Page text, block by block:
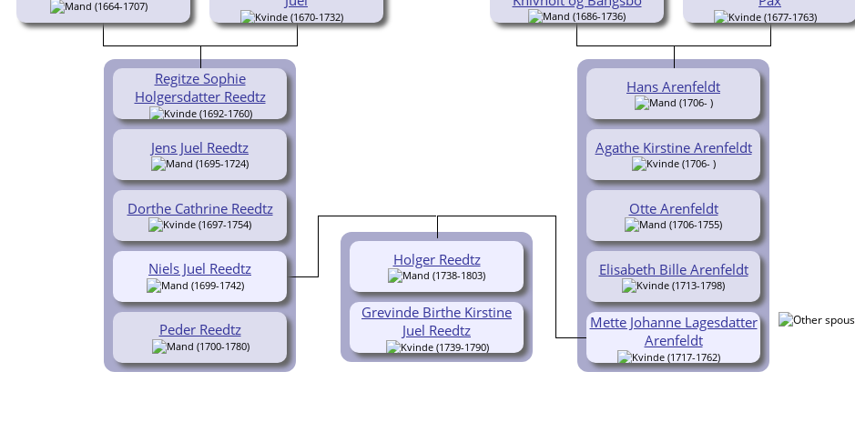
(1664-1707)
(1670-1732)
Regitze Sophie
Holgersdatter Reedtz
(1692-1760)
Jens Juel Reedtz
(1695-1724)
Dorthe Cathrine Reedtz
(1697-1754)
Peder Reedtz
(1700-1780)
(1686-1736) (1677-1763)
Hans Arenfeldt
(1706- )
Agathe Kirstine Arenfeldt
(1706- )
Otte Arenfeldt
(1706-1755)
Elisabeth Bille Arenfeldt
(1713-1798)
Niels Juel Reedtz
(1699-1742)
Mette Johanne Lagesdatter
Arenfeldt
(1717-1762)
Holger Reedtz
(1738-1803)
Grevinde Birthe Kirstine
Juel Reedtz
(1739-1790)